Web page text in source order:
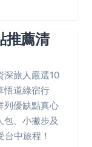
推薦清
深旅人嚴選10
悟道綠宿行
列優缺點真心
、小撇步及
中旅程！